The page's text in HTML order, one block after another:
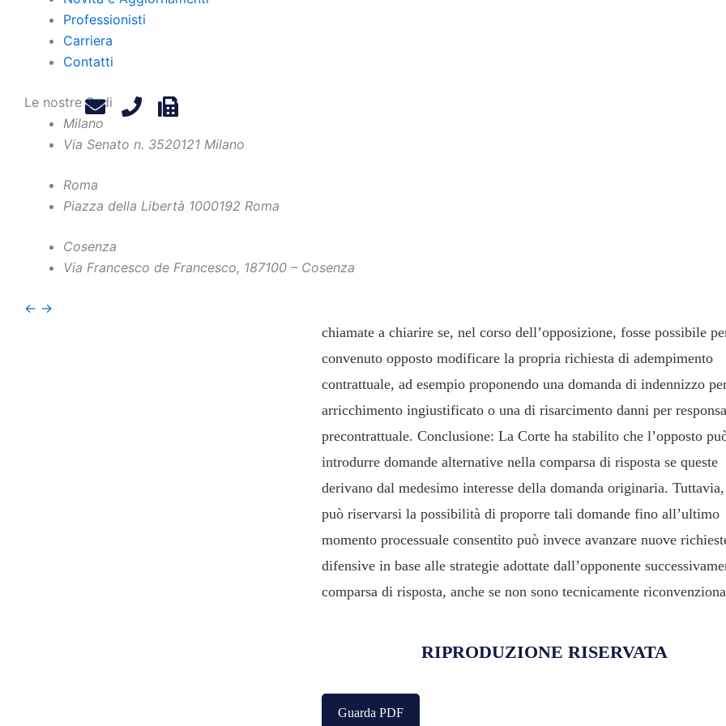
Professionisti
Carriera
Contatti
Le nostre Sedi
Milano
Via Senato n. 3520121 Milano
Roma
Piazza della Libertà 1000192 Roma
Cosenza
Via Francesco de Francesco, 187100 – Cosenza
← →
chiamate a chiarire se, nel corso dell’opposizione, fosse possibile
convenuto opposto modificare la propria richiesta di adempimento
contrattuale, ad esempio proponendo una domanda di indennizzo
arricchimento ingiustificato o una di risarcimento danni per
precontrattuale. Conclusione: La Corte ha stabilito che l’opposto
introdurre domande alternative nella comparsa di risposta se queste
derivano dal medesimo interesse della domanda originaria.
può riservarsi la possibilità di proporre tali domande fino all’ultimo
momento processuale consentito può invece avanzare nuove
difensive in base alle strategie adottate dall’opponente
comparsa di risposta, anche se non sono tecnicamente
RIPRODUZIONE RISERVATA
Guarda PDF